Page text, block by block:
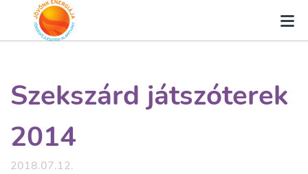
Szekszárd játszóterek
2014
2018.07.12.